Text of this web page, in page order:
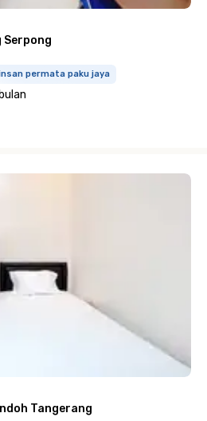
Serpong
permata paku jaya
bulan
Tangerang